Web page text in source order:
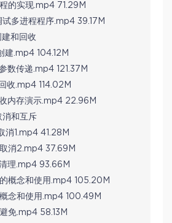
的实现.mp4 71.29M
多进程程序.mp4 39.17M
和回收
建.mp4 104.12M
数传递.mp4 121.37M
收.mp4 114.02M
内存演示.mp4 22.96M
消和互斥
消1.mp4 41.28M
消2.mp4 37.69M
理.mp4 93.66M
概念和使用.mp4 105.20M
念和使用.mp4 100.49M
免.mp4 58.13M